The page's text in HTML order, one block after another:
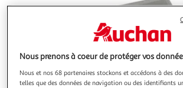
d'aide
Nous prenons à coeur de protéger vos
Nous et nos 68 partenaires stockons et accédons à des
telles que des données de navigation ou des identifiants